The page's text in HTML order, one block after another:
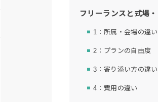
フリーランスと式場
1：所属・会場の違い
2：プランの自由度
3：寄り添い方の違い
4：費用の違い